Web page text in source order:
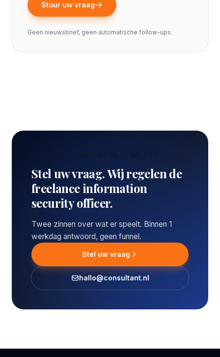
Stuur uw vraag
Geen nieuwsbrief, geen automatische follow-ups.
CONCREET VRAAGSTUK IN AALST?
Stel uw vraag. Wij regelen de
freelance information
security officer.
Twee zinnen over wat er speelt. Binnen 1
werkdag antwoord, geen funnel.
Stel uw vraag
hallo@consultant.nl